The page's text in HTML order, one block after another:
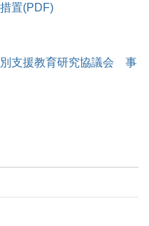
置(PDF)
支援教育研究協議会 事